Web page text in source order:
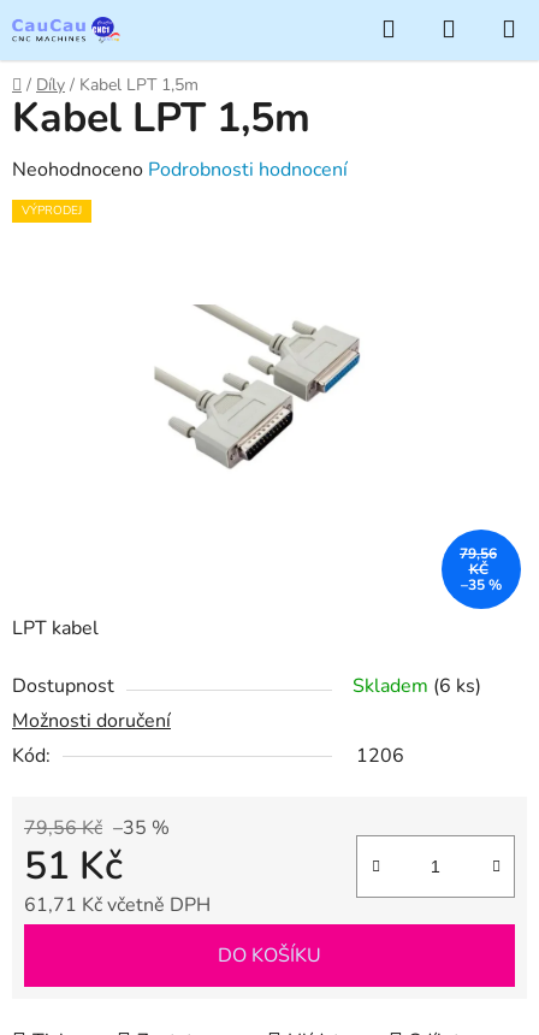
na
obsah
Hledat
KOŠÍK
Domů
/ Díly / Kabel LPT 1,5m
LPT kabel
Dostupnost Skladem (6 ks)
Možnosti doručení
Kód:
1206
79,56 Kč –35 %
51 Kč
61,71 Kč včetně DPH
DO KOŠÍKU
Kabel LPT 1,5m
Průměrné
hodnocení
Neohodnoceno Podrobnosti hodnocení
VÝPRODEJ
79,56
KČ
–35 %